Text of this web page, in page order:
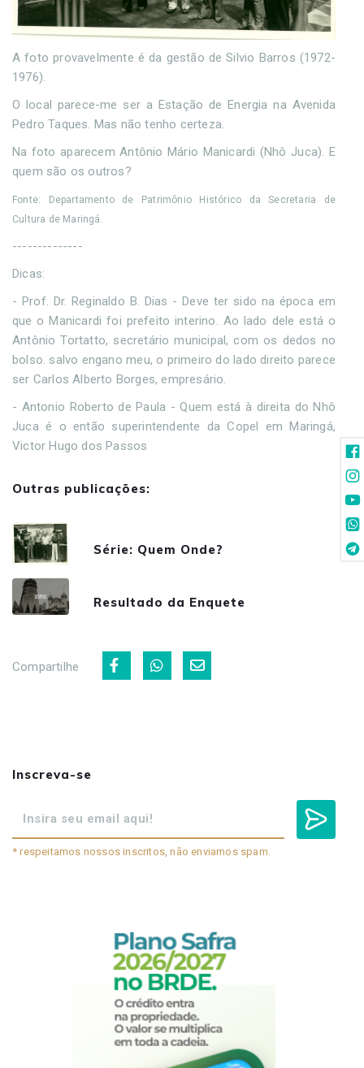
A foto provavelmente é da gestão de Silvio Barros (1972-
1976).
O local parece-me ser a Estação de Energia na Avenida
Pedro Taques. Mas não tenho certeza.
Na foto aparecem Antônio Mário Manicardi (Nhô Juca). E
quem são os outros?
Fonte: Departamento de Patrimônio Histórico da Secretaria de
Cultura de Maringá.
--------------
Dicas:
- Prof. Dr. Reginaldo B. Dias - Deve ter sido na época em
que o Manicardi foi prefeito interino. Ao lado dele está o
Antônio Tortatto, secretário municipal, com os dedos no
bolso. salvo engano meu, o primeiro do lado direito parece
ser Carlos Alberto Borges, empresário.
- Antonio Roberto de Paula - Quem está à direita do Nhô
Juca é o então superintendente da Copel em Maringá,
Victor Hugo dos Passos
Outras publicações:
Série: Quem Onde?
Resultado da Enquete
Compartilhe
Inscreva-se
* respeitamos nossos inscritos, não enviamos spam.